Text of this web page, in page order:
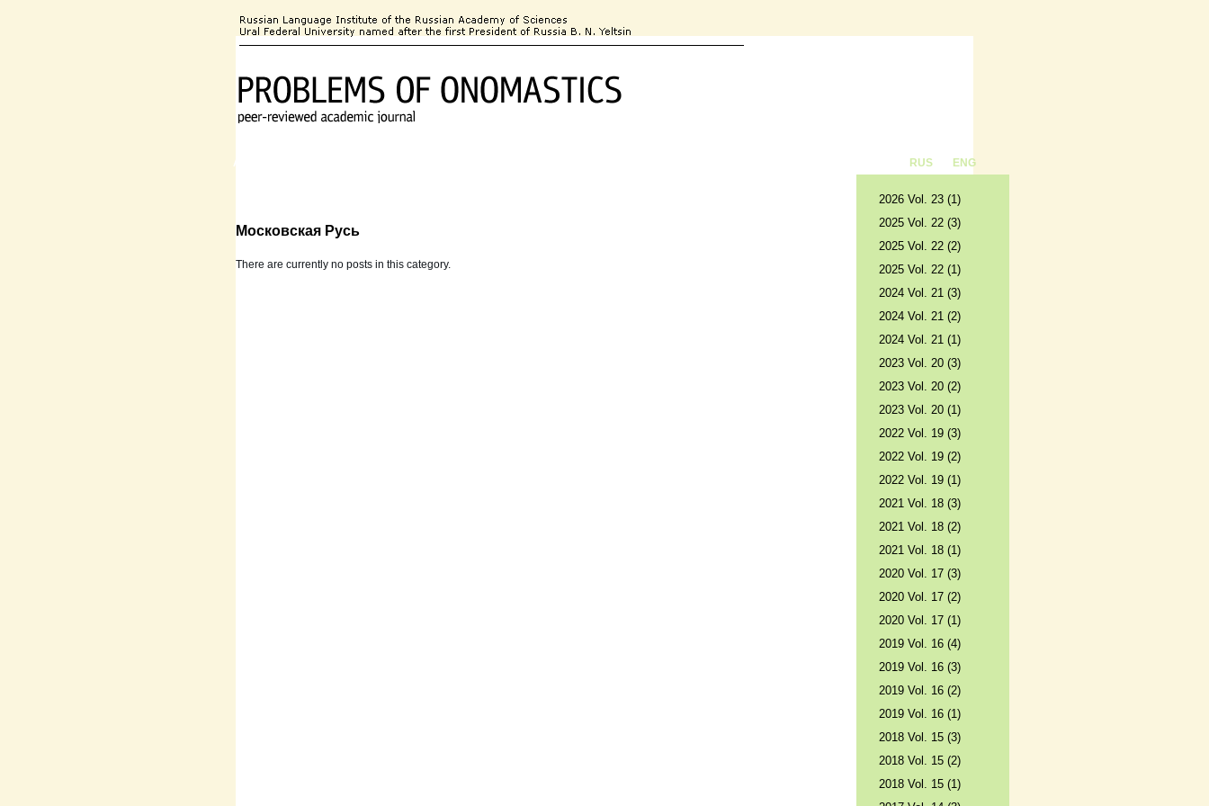
About the Journal RUS ENG
Московская Русь
There are currently no posts in this category.
2026 Vol. 23 (1)
2025 Vol. 22 (3)
2025 Vol. 22 (2)
2025 Vol. 22 (1)
2024 Vol. 21 (3)
2024 Vol. 21 (2)
2024 Vol. 21 (1)
2023 Vol. 20 (3)
2023 Vol. 20 (2)
2023 Vol. 20 (1)
2022 Vol. 19 (3)
2022 Vol. 19 (2)
2022 Vol. 19 (1)
2021 Vol. 18 (3)
2021 Vol. 18 (2)
2021 Vol. 18 (1)
2020 Vol. 17 (3)
2020 Vol. 17 (2)
2020 Vol. 17 (1)
2019 Vol. 16 (4)
2019 Vol. 16 (3)
2019 Vol. 16 (2)
2019 Vol. 16 (1)
2018 Vol. 15 (3)
2018 Vol. 15 (2)
2018 Vol. 15 (1)